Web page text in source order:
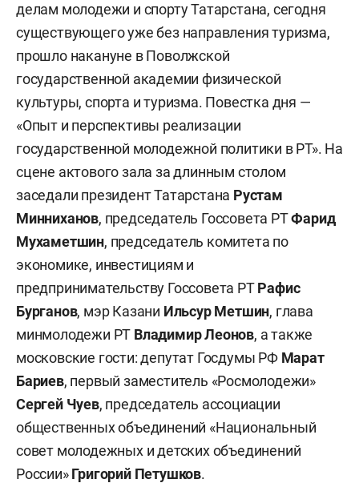
делам молодежи и спорту Татарстана, сегодня
существующего уже без направления туризма,
прошло накануне в Поволжской
государственной академии физической
культуры, спорта и туризма. Повестка дня —
«Опыт и перспективы реализации
государственной молодежной политики в РТ». На
сцене актового зала за длинным столом
заседали президент Татарстана Рустам
Минниханов, председатель Госсовета РТФарид
Мухаметшин, председатель комитета по
экономике, инвестициям и
предпринимательству Госсовета РТРафис
Бурганов, мэр Казани Ильсур Метшин, глава
минмолодежи РТ Владимир Леонов, а также
московские гости: депутат Госдумы РФ Марат
Бариев, первый заместитель «Росмолодежи»
Сергей Чуев, председатель ассоциации
общественных объединений «Национальный
совет молодежных и детских объединений
России»Григорий Петушков.